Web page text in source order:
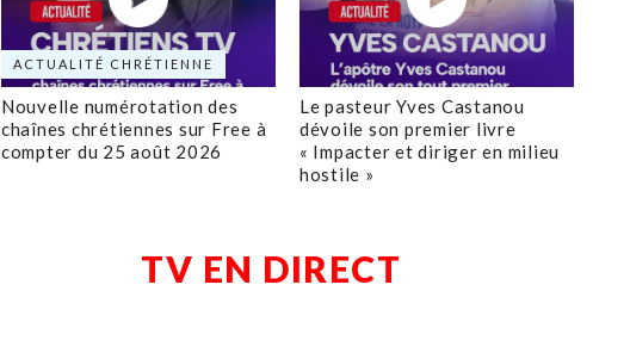
ACTUALITÉ CHRÉTIENNE
Nouvelle numérotation des
chaînes chrétiennes sur Free à
compter du 25 août 2026
Le pasteur Yves Castanou
dévoile son premier livre
« Impacter et diriger en milieu
hostile »
TV EN DIRECT